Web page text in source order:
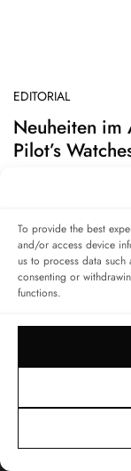
To provide the best
and/or access device
us to process data
consenting or
functions.
EDITORIAL
Neuheiten
Pilot’s
Bei IWC stehen
Mittelpunkt.
07. APR. 2021 7MIN.0
INFO & SERVICE
Über uns